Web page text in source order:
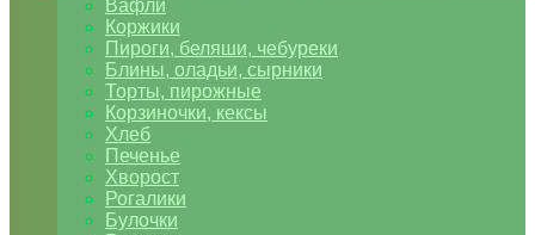
Вафли
Коржики
Пироги, беляши, чебуреки
Блины, оладьи, сырники
Торты, пирожные
Корзиночки, кексы
Хлеб
Печенье
Хворост
Рогалики
Булочки